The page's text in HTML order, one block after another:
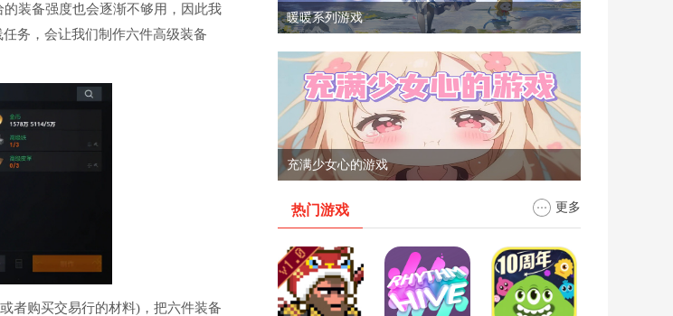
装备强度也会逐渐不够用，因此我
务，会让我们制作六件高级装备
者购买交易行的材料)，把六件装备
暖暖系列游戏
充满少女心的游戏
热门游戏 更多